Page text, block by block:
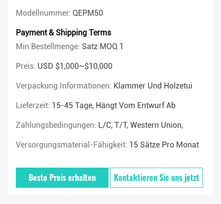
Modellnummer: QEPM50
Payment & Shipping Terms
Min Bestellmenge: Satz MOQ 1
Preis: USD $1,000~$10,000
Verpackung Informationen: Klammer Und Holzetui
Lieferzeit: 15-45 Tage, Hängt Vom Entwurf Ab
Zahlungsbedingungen: L/C, T/T, Western Union,
Versorgungsmaterial-Fähigkeit: 15 Sätze Pro Monat
Beste Preis erhalten Kontaktieren Sie uns jetzt